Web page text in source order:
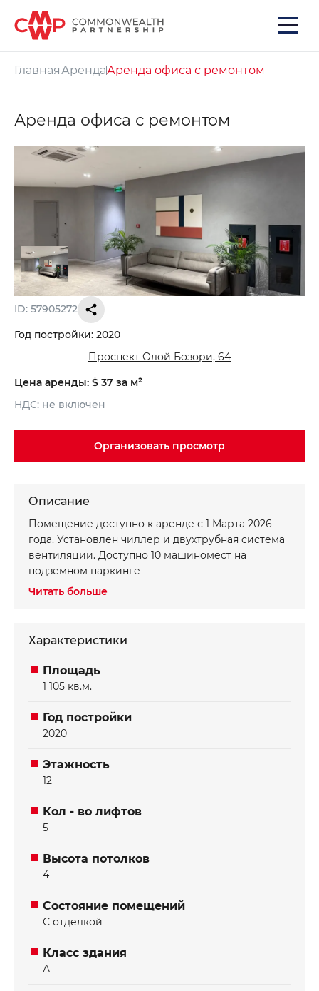
Главная АрендаАренда офиса с ремонтом
Аренда офиса с ремонтом
ID: 57905272
Год постройки: 2020
Проспект Олой Бозори, 64
Цена аренды: $ 37 за м²
НДС: не включен
Организовать просмотр
Описание
Помещение доступно к аренде с 1 Марта 2026
года. Установлен чиллер и двухтрубная система
вентиляции. Доступно 10 машиномест на
подземном паркинге
Читать больше
Характеристики
Площадь
1 105 кв.м.
Год постройки
2020
Этажность
12
Кол - во лифтов
5
Высота потолков
4
Состояние помещений
С отделкой
Класс здания
А
Записаться на просмотр объекта
Имя
Хотите получить консультацию?
Ваше имя *
Номер телефона